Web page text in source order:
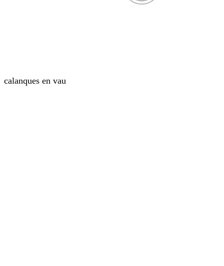
calanques en vau